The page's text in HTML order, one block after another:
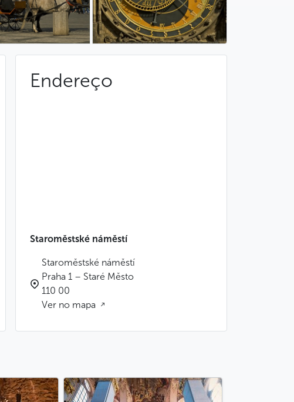
Endereço
Staroměstské náměstí
Staroměstské náměstí
Praha 1 – Staré Město
110 00
Ver no mapa